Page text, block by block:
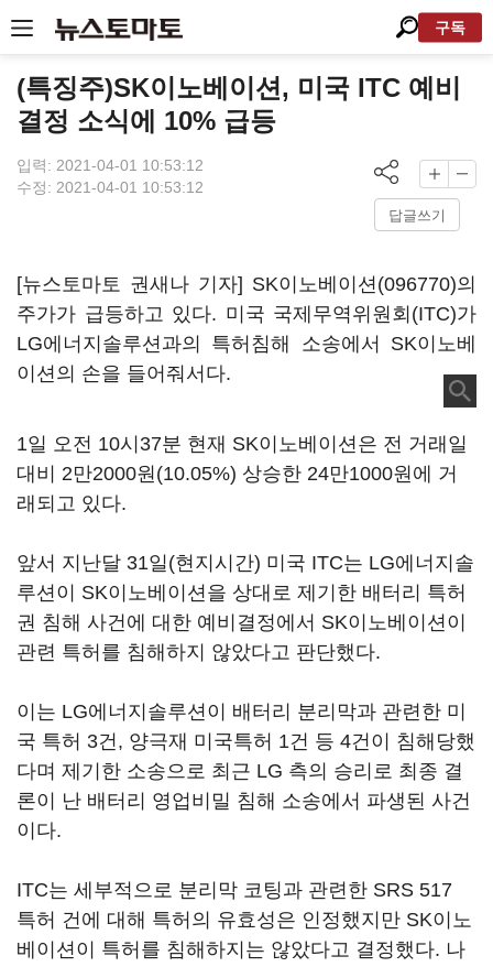
구독
(특징주)SK이노베이션, 미국 ITC 예비
결정 소식에 10% 급등
입력: 2021-04-01 10:53:12
수정: 2021-04-01 10:53:12
답글쓰기
[뉴스토마토 권새나 기자] SK이노베이션(096770)의
주가가 급등하고 있다. 미국 국제무역위원회(ITC)가
LG에너지솔루션과의 특허침해 소송에서 SK이노베
이션의 손을 들어줘서다.
1일 오전 10시37분 현재 SK이노베이션은 전 거래일
대비 2만2000원(10.05%) 상승한 24만1000원에 거
래되고 있다.
앞서 지난달 31일(현지시간) 미국 ITC는 LG에너지솔
루션이 SK이노베이션을 상대로 제기한 배터리 특허
권 침해 사건에 대한 예비결정에서 SK이노베이션이
관련 특허를 침해하지 않았다고 판단했다.
이는 LG에너지솔루션이 배터리 분리막과 관련한 미
국 특허 3건, 양극재 미국특허 1건 등 4건이 침해당했
다며 제기한 소송으로 최근 LG 측의 승리로 최종 결
론이 난 배터리 영업비밀 침해 소송에서 파생된 사건
이다.
ITC는 세부적으로 분리막 코팅과 관련한 SRS 517
특허 건에 대해 특허의 유효성은 인정했지만 SK이노
베이션이 특허를 침해하지는 않았다고 결정했다. 나